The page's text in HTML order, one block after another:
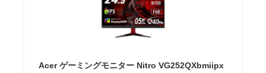
Acer ゲーミングモニター Nitro VG252QXbmiipx